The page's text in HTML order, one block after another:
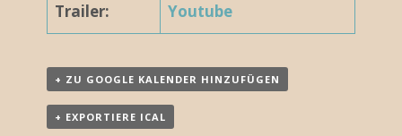
Trailer: Youtube
+ ZU GOOGLE KALENDER HINZUFÜGEN
+ EXPORTIERE ICAL